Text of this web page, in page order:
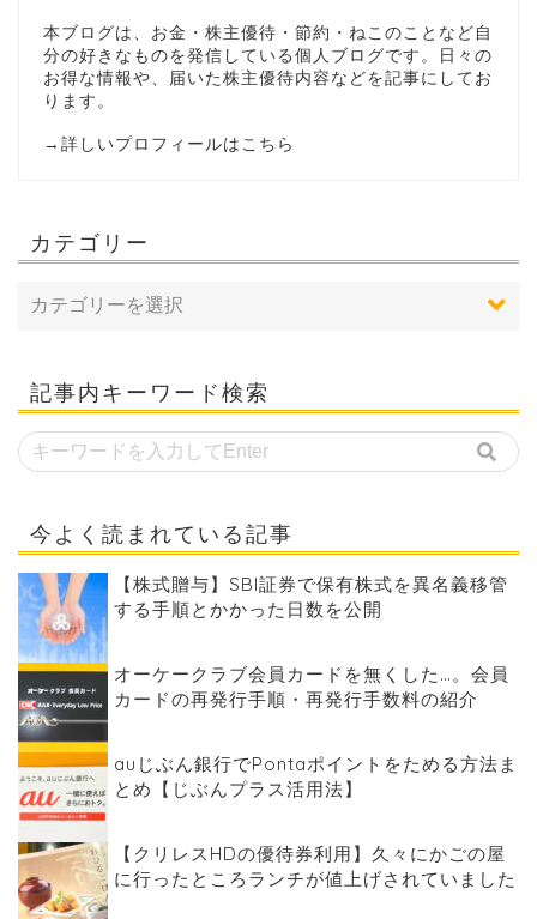
本ブログは、お金・株主優待・節約・ねこのことなど自
分の好きなものを発信している個人ブログです。日々の
お得な情報や、届いた株主優待内容などを記事にしてお
ります。
→ 詳しいプロフィールはこちら
カテゴリー
記事内キーワード検索
今よく読まれている記事
【株式贈与】SBI証券で保有株式を異名義移管
する手順とかかった日数を公開
オーケークラブ会員カードを無くした…。会員
カードの再発行手順・再発行手数料の紹介
auじぶん銀行でPontaポイントをためる方法ま
とめ【じぶんプラス活用法】
【クリレスHDの優待券利用】久々にかごの屋
に行ったところランチが値上げされていました